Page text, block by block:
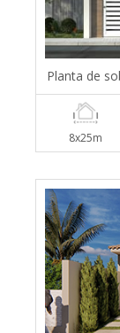
Planta de
8x25m